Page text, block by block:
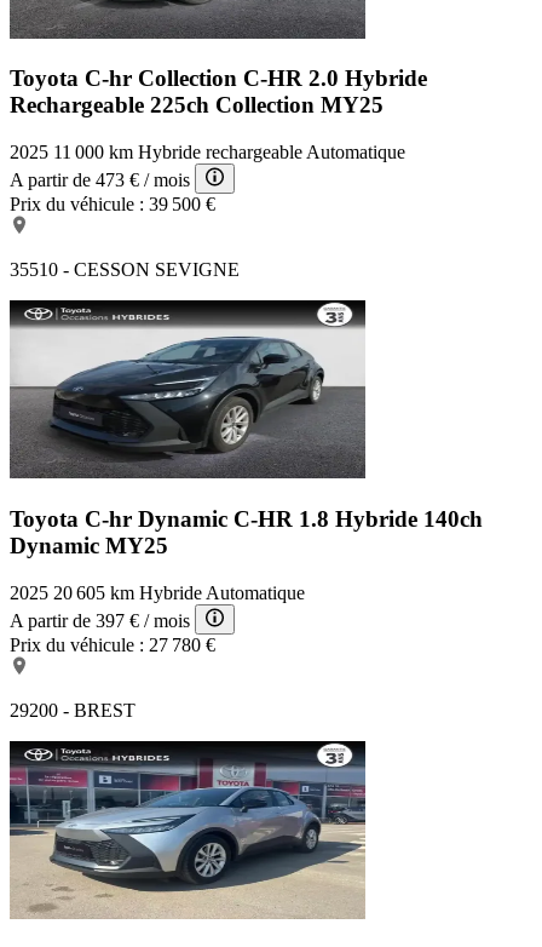
Toyota C-hr Collection C-HR 2.0 Hybride
Rechargeable 225ch Collection MY25
2025 11 000 km Hybride rechargeable Automatique
A partir de 473 € / mois
Prix du véhicule : 39 500 €
35510 - CESSON SEVIGNE
Toyota C-hr Dynamic C-HR 1.8 Hybride 140ch
Dynamic MY25
2025 20 605 km Hybride Automatique
A partir de 397 € / mois
Prix du véhicule : 27 780 €
29200 - BREST